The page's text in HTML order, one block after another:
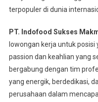
terpopuler di dunia
PT. Indofood Sukses
lowongan kerja untuk
passion dan keahlian yang
bergabung dengan tim
yang energik, berdedikasi,
perusahaan dalam